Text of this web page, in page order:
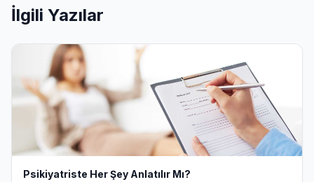
İlgili Yazılar
Psikiyatriste Her Şey Anlatılır Mı?